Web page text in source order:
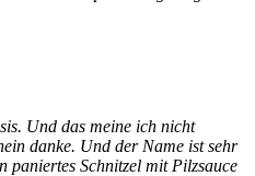
Und das meine ich nicht
danke. Und der Name ist sehr
paniertes Schnitzel mit Pilzsauce